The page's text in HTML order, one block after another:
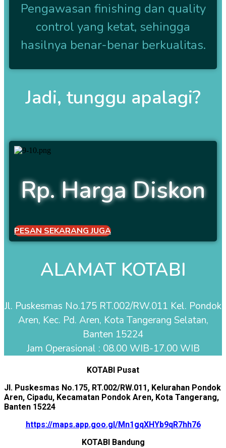
Pengawasan finishing dan quality
control yang ketat, sehingga
hasilnya benar-benar berkualitas.
Jadi, tunggu apalagi?
Rp. Harga Diskon
PESAN SEKARANG JUGA
ALAMAT KOTABI
Jl. Puskesmas No.175 RT.002/RW.011 Kel. Pondok
Aren, Kec. Pd. Aren, Kota Tangerang Selatan,
Banten 15224
Jam Operasional : 08.00 WIB-17.00 WIB
KOTABI Pusat
Jl. Puskesmas No.175, RT.002/RW.011, Kelurahan Pondok
Aren, Cipadu, Kecamatan Pondok Aren, Kota Tangerang,
Banten 15224
https://maps.app.goo.gl/Mn1gqXHYb9qR7hh76
KOTABI Bandung